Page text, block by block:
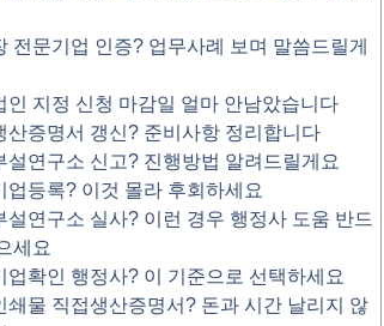
전문기업 인증? 업무사례 보며 말씀드릴게
인 지정 신청 마감일 얼마 안남았습니다
산증명서 갱신? 준비사항 정리합니다
설연구소 신고? 진행방법 알려드릴게요
업등록? 이것 몰라 후회하세요
설연구소 실사? 이런 경우 행정사 도움 반드
세요
업확인 행정사? 이 기준으로 선택하세요
쇄물 직접생산증명서? 돈과 시간 날리지 않